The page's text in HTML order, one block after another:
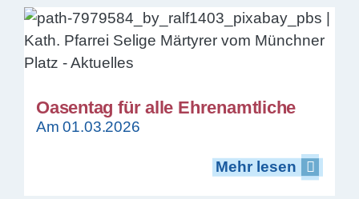
Oasentag für alle Ehrenamtliche
Am 01.03.2026
Mehr lesen
Mehr lesen